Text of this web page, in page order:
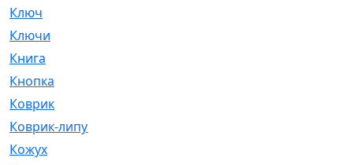
Ключ
Ключи
Книга
Кнопка
Коврик
Коврик-липучка
Кожух